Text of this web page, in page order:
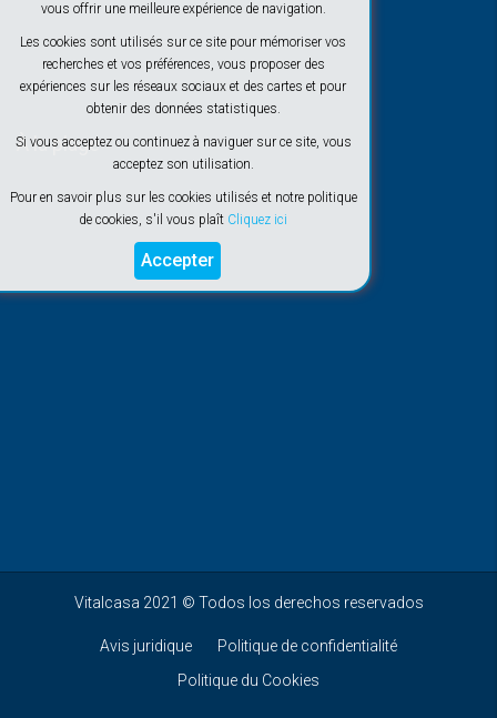
vous offrir une meilleure expérience de navigation.
Les cookies sont utilisés sur ce site pour mémoriser vos
recherches et vos préférences, vous proposer des
expériences sur les réseaux sociaux et des cartes et pour
obtenir des données statistiques.
Si vous acceptez ou continuez à naviguer sur ce site, vous
acceptez son utilisation.
Pour en savoir plus sur les cookies utilisés et notre politique
de cookies, s'il vous plaît Cliquez ici
Accepter
À la plage
Vitalcasa 2021 © Todos los derechos reservados
Avis juridique
Politique de confidentialité
Politique du Cookies